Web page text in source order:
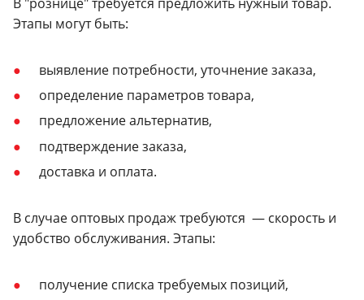
Этапы могут быть:
выявление потребности, уточнение заказа,
определение параметров товара,
предложение альтернатив,
подтверждение заказа,
доставка и оплата.
В случае оптовых продаж требуются — скорость и
удобство обслуживания. Этапы:
получение списка требуемых позиций,